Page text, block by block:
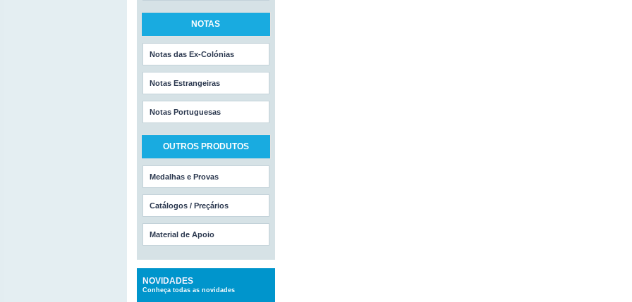
NOTAS
Notas das Ex-Colónias
Notas Estrangeiras
Notas Portuguesas
OUTROS PRODUTOS
Medalhas e Provas
Catálogos / Preçários
Material de Apoio
NOVIDADES
Conheça todas as novidades